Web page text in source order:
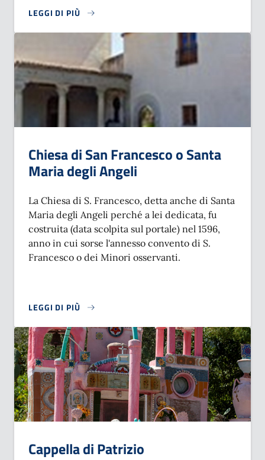
LEGGI DI PIÙ
SU CHIESA MADRE "SANTA MARIA"
Chiesa di San Francesco o Santa
Maria degli Angeli
La Chiesa di S. Francesco, detta anche di Santa
Maria degli Angeli perché a lei dedicata, fu
costruita (data scolpita sul portale) nel 1596,
anno in cui sorse l'annesso convento di S.
Francesco o dei Minori osservanti.
LEGGI DI PIÙ
SU CHIESA DI SAN FRANCESCO O SANTA MARIA DEGLI
Cappella di Patrizio